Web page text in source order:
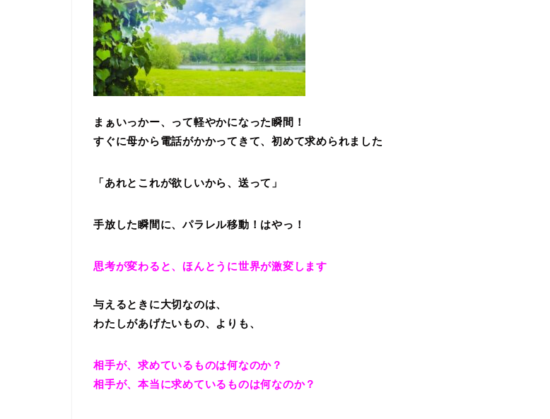
まぁいっかー、って軽やかになった瞬間！
すぐに母から電話がかかってきて、初めて求められました
「あれとこれが欲しいから、送って」
手放した瞬間に、パラレル移動！はやっ！
思考が変わると、ほんとうに世界が激変します
与えるときに大切なのは、
わたしがあげたいもの、よりも、
相手が、求めているものは何なのか？
相手が、本当に求めているものは何なのか？